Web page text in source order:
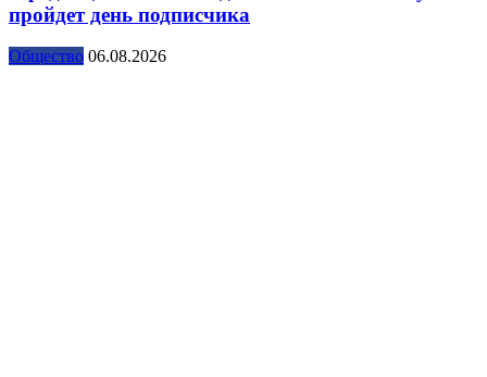
пройдет день подписчика
Общество 06.08.2026